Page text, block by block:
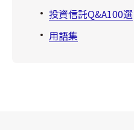
投資信託Q&A100選
用語集